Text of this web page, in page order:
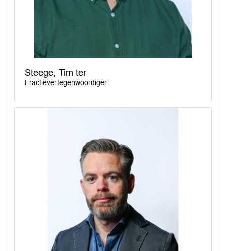
Steege, Tim ter
Fractievertegenwoordiger